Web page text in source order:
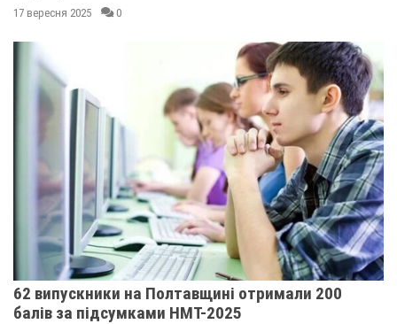
17 вересня 2025 0
62 випускники на Полтавщині отримали 200
балів за підсумками НМТ-2025